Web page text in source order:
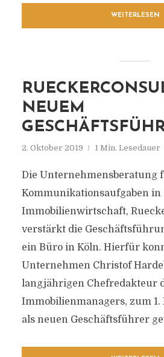
WEITERLESEN
NEUEM
2. Oktober 2019 1 Min. Lesedauer
Die Unternehmensberatung
Kommunikationsaufgaben in
Immobilienwirtschaft,
verstärkt die
ein Büro in Köln. Hierfür
Unternehmen Christof
langjährigen Chefredakteur
Immobilienmanagers, zum 1.
als neuen Geschäftsführer